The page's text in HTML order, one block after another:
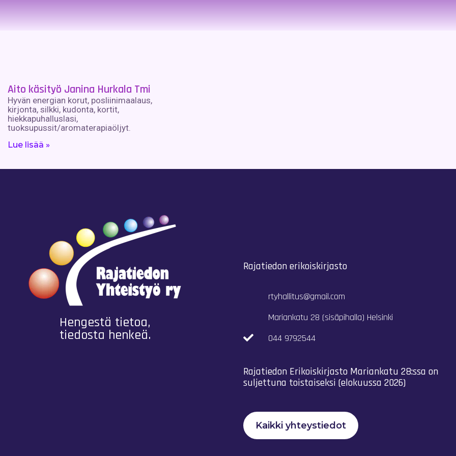
Aito käsityö Janina Hurkala Tmi
Hyvän energian korut, posliinimaalaus,
kirjonta, silkki, kudonta, kortit,
hiekkapuhalluslasi,
tuoksupussit/aromaterapiaöljyt.
Lue lisää »
Hengestä tietoa,
tiedosta henkeä.
Rajatiedon erikoiskirjasto
rtyhallitus@gmail.com
Mariankatu 28 (sisäpihalla) Helsinki
044 9792544
Rajatiedon Erikoiskirjasto Mariankatu 28:ssa on
suljettuna toistaiseksi (elokuussa 2026)
Kaikki yhteystiedot